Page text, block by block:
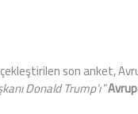
son anket,
Donald Trump’ı“